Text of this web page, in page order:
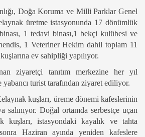
Doğa Koruma ve Milli Parklar Genel
üretme istasyonunda 17 dönümlük
1 tedavi binası,1 bekçi kulübesi ve
1 Veteriner Hekim dahil toplam 11
ev sahipliği yapılıyor.
ziyaretçi tanıtım merkezine her yıl
turist tarafından ziyaret ediliyor.
kuşları, üreme dönemi kafeslerinin
salınıyor. Doğal ortamda serbestçe uçan
kuşları, istasyondaki kayalık ve tahta
Haziran ayında yeniden kafeslere